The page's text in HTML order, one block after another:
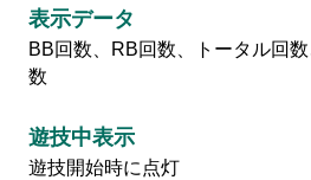
会社情報
株式会社北電子ホールディ
表示データ
BB回数、RB回数、トータル回
数
遊技中表示
遊技開始時に点灯